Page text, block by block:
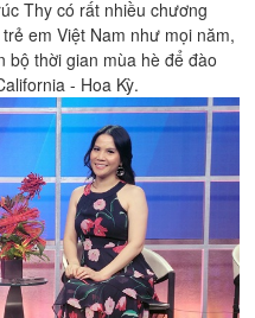
Thy có rất nhiều chương
em Việt Nam như mọi năm,
bộ thời gian mùa hè để đào
- Hoa Kỳ.